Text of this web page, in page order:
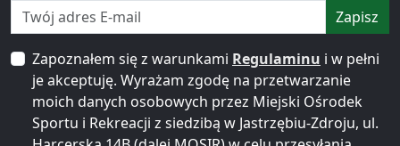
Zapisz
Zapoznałem się z warunkami Regulaminu i w pełni
je akceptuję. Wyrażam zgodę na przetwarzanie
moich danych osobowych przez Miejski Ośrodek
Sportu i Rekreacji z siedzibą w Jastrzębiu-Zdroju, ul.